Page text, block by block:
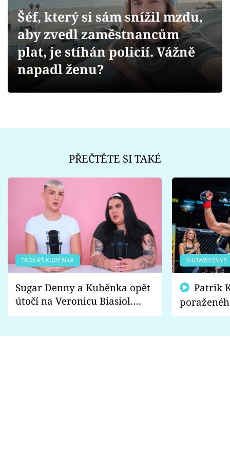
Videa
Sledujte prima+
Šéf, který si sám snížil mzdu,
aby zvedl zaměstnancům
plat, je stíhán policií. Vážně
napadl ženu?
PŘEČTĚTE SI TAKÉ
TADEÁŠ KUBĚNKA
Sugar Denny a Kuběnka opět
útočí na Veronicu Biasiol.
Proč je podle nich falešná a
SHOWBYZNYS
fanoušci